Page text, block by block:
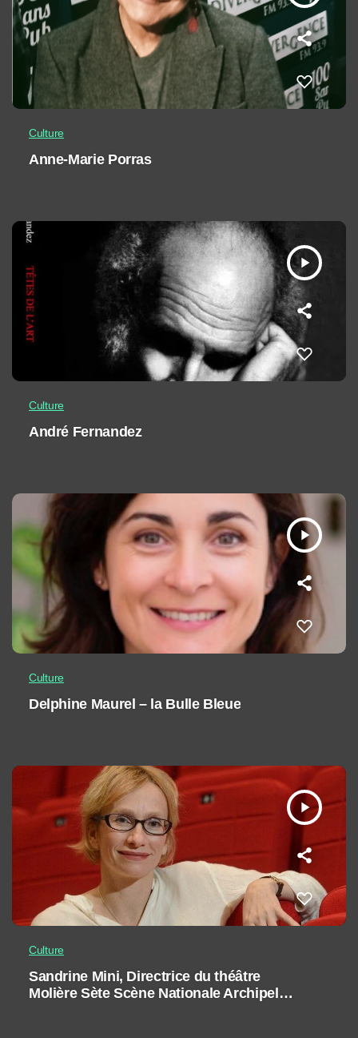
Culture
Anne-Marie Porras
play_arrow
Culture
André Fernandez
play_arrow
Culture
Delphine Maurel – la Bulle Bleue
play_arrow
Culture
Sandrine Mini, Directrice du théâtre
Molière Sète Scène Nationale Archipel